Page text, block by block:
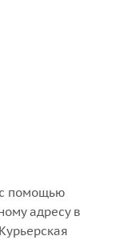
с помощью
адресу в